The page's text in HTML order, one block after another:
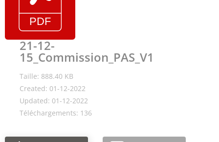
21-12-
15_Commission_PAS_V1
Taille: 888.40 KB
Created: 01-12-2022
Updated: 01-12-2022
Téléchargements: 136